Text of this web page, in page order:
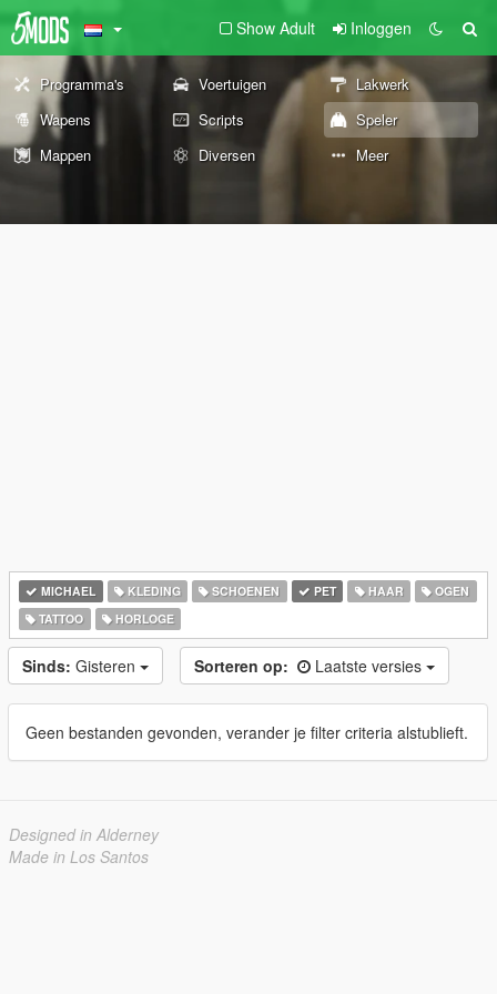
Show Adult Inloggen
Programma's Voertuigen
Lakwerk
Wapens
Scripts
Speler
Mappen
Diversen Meer
MICHAEL KLEDING SCHOENEN PET HAAR
OGEN
TATTOO
HORLOGE
Sinds: Gisteren Sorteren op: Laatste versies
Geen bestanden gevonden, verander je filter criteria alstublieft.
Designed in Alderney
Made in Los Santos